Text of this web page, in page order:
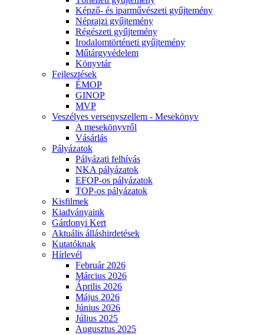
Képző- és iparművészeti gyűjtemény
Néprajzi gyűjtemény
Régészeti gyűjtemény
Irodalomtörténeti gyűjtemény
Műtárgyvédelem
Könyvtár
Fejlesztések
ÉMOP
GINOP
MVP
Veszélyes versenyszellem - Mesekönyv
A mesekönyvről
Vásárlás
Pályázatok
Pályázati felhívás
NKA pályázatok
EFOP-os pályázatok
TOP-os pályázatok
Kisfilmek
Kiadványaink
Gárdonyi Kert
Aktuális álláshirdetések
Kutatóknak
Hírlevél
Február 2026
Március 2026
Április 2026
Május 2026
Június 2026
Július 2025
Augusztus 2025